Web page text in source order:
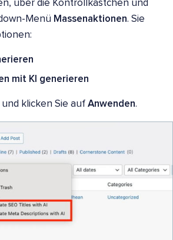
über die Kontrollkästchen und
Menü Massenaktionen. Sie
mit KI generieren
klicken Sie auf Anwenden.